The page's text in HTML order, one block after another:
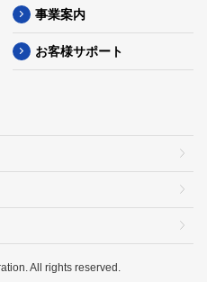
事業案内
お客様サポート
All rights reserved.